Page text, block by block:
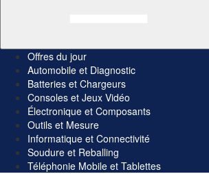
Offres du jour
Automobile et Diagnostic
Batteries et Chargeurs
Consoles et Jeux Vidéo
Électronique et Composants
Outils et Mesure
Informatique et Connectivité
Soudure et Reballing
Téléphonie Mobile et Tablettes